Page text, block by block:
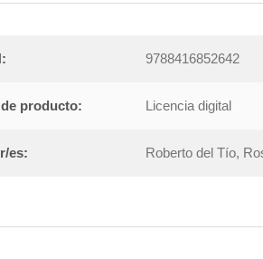
9788416852642
producto: Licencia digital
es: Roberto del Tío,